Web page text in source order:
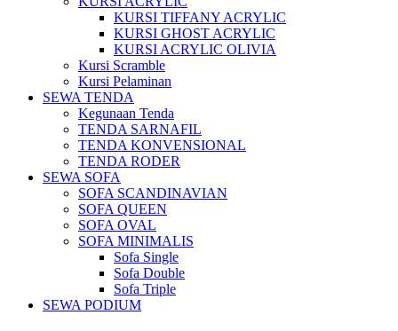
KURSI TIFFANY ACRYLIC
KURSI GHOST ACRYLIC
KURSI ACRYLIC OLIVIA
Kursi Scramble
Kursi Pelaminan
SEWA TENDA
Kegunaan Tenda
TENDA SARNAFIL
TENDA KONVENSIONAL
TENDA RODER
SEWA SOFA
SOFA SCANDINAVIAN
SOFA QUEEN
SOFA OVAL
SOFA MINIMALIS
Sofa Single
Sofa Double
Sofa Triple
SEWA PODIUM